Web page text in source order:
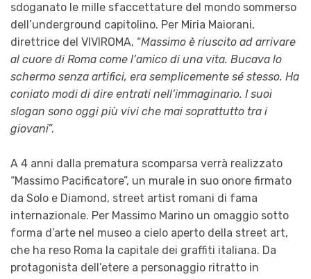
sdoganato le mille sfaccettature del mondo sommerso
dell’underground capitolino. Per Miria Maiorani,
direttrice del VIVIROMA, “Massimo è riuscito ad arrivare
al cuore di Roma come l’amico di una vita. Bucava lo
schermo senza artifici, era semplicemente sé stesso. Ha
coniato modi di dire entrati nell’immaginario. I suoi
slogan sono oggi più vivi che mai soprattutto tra i
giovani”.
A 4 anni dalla prematura scomparsa verrà realizzato
“Massimo Pacificatore”, un murale in suo onore firmato
da Solo e Diamond, street artist romani di fama
internazionale. Per Massimo Marino un omaggio sotto
forma d’arte nel museo a cielo aperto della street art,
che ha reso Roma la capitale dei graffiti italiana. Da
protagonista dell’etere a personaggio ritratto in